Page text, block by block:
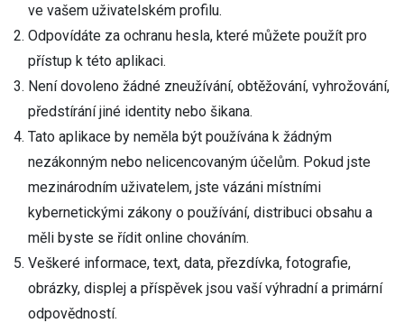
ve vašem uživatelském profilu.
Odpovídáte za ochranu hesla, které můžete použít pro
přístup k této aplikaci.
Není dovoleno žádné zneužívání, obtěžování, vyhrožování,
předstírání jiné identity nebo šikana.
Tato aplikace by neměla být používána k žádným
nezákonným nebo nelicencovaným účelům. Pokud jste
mezinárodním uživatelem, jste vázáni místními
kybernetickými zákony o používání, distribuci obsahu a
měli byste se řídit online chováním.
Veškeré informace, text, data, přezdívka, fotografie,
obrázky, displej a příspěvek jsou vaší výhradní a primární
odpovědností.